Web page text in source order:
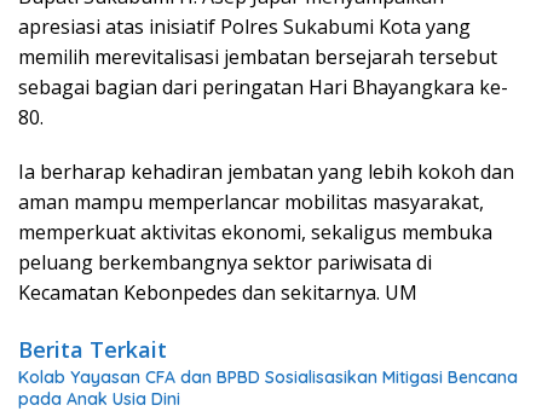
apresiasi atas inisiatif Polres Sukabumi Kota yang
memilih merevitalisasi jembatan bersejarah tersebut
sebagai bagian dari peringatan Hari Bhayangkara ke-
80.
Ia berharap kehadiran jembatan yang lebih kokoh dan
aman mampu memperlancar mobilitas masyarakat,
memperkuat aktivitas ekonomi, sekaligus membuka
peluang berkembangnya sektor pariwisata di
Kecamatan Kebonpedes dan sekitarnya. UM
Berita Terkait
Kolab Yayasan CFA dan BPBD Sosialisasikan Mitigasi Bencana
pada Anak Usia Dini